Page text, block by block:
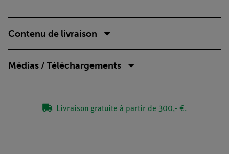
Contenu de livraison
Médias / Téléchargements
Livraison gratuite à partir de 300,- €.